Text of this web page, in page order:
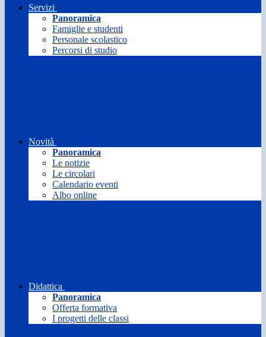
Servizi
Panoramica
Famiglie e studenti
Personale scolastico
Percorsi di studio
Novità
Panoramica
Le notizie
Le circolari
Calendario eventi
Albo online
Didattica
Panoramica
Offerta formativa
I progetti delle classi